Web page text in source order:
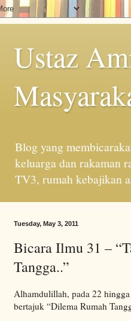
Ustaz
Blog yang
keluarga dan rakaman
TV3, rumah kebajikan
Tuesday, May 3, 2011
Bicara Ilmu 31 –
Tangga..”
Alhamdulillah, pada 22
bertajuk “Dilema Rumah